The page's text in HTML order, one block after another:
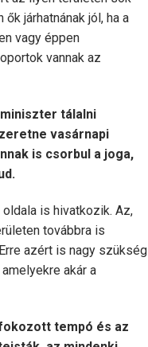
járhatnának jól, ha a
vagy éppen
vannak az
tálalni
vasárnapi
is csorbul a joga,
is hivatkozik. Az,
továbbra is
azért is nagy szükség
akár a
tempó és az